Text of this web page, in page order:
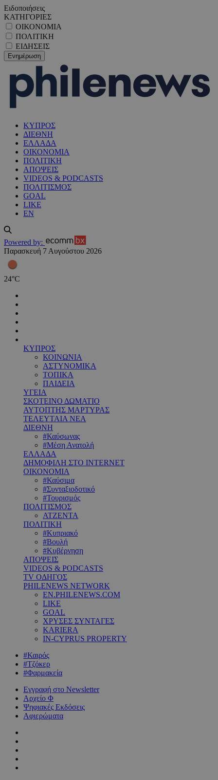
Ειδοποιήσεις
ΚΑΤΗΓΟΡΙΕΣ
ΟΙΚΟΝΟΜΙΑ
ΠΟΛΙΤΙΚΗ
ΕΙΔΗΣΕΙΣ
ΚΥΠΡΟΣ
ΔΙΕΘΝΗ
ΕΛΛΑΔΑ
ΟΙΚΟΝΟΜΙΑ
ΠΟΛΙΤΙΚΗ
ΑΠΟΨΕΙΣ
VIDEOS & PODCASTS
ΠΟΛΙΤΙΣΜΟΣ
GOAL
LIKE
EN
Powered by:
Παρασκευή 7 Αυγούστου 2026
24°C
ΚΥΠΡΟΣ
ΚΟΙΝΩΝΙΑ
ΑΣΤΥΝΟΜΙΚΑ
ΤΟΠΙΚΑ
ΠΑΙΔΕΙΑ
ΥΓΕΙΑ
ΣΚΟΤΕΙΝΟ ΔΩΜΑΤΙΟ
ΑΥΤΟΠΤΗΣ ΜΑΡΤΥΡΑΣ
ΤΕΛΕΥΤΑΙΑ ΝΕΑ
ΔΙΕΘΝΗ
#Καύσωνας
#Μέση Ανατολή
ΕΛΛΑΔΑ
ΔΗΜΟΦΙΛΗ ΣΤΟ INTERNET
ΟΙΚΟΝΟΜΙΑ
#Καύσιμα
#Συνταξιοδοτικό
#Τουρισμός
ΠΟΛΙΤΙΣΜΟΣ
ΑΤΖΕΝΤΑ
ΠΟΛΙΤΙΚΗ
#Κυπριακό
#Βουλή
#Κυβέρνηση
ΑΠΟΨΕΙΣ
VIDEOS & PODCASTS
TV ΟΔΗΓΟΣ
PHILENEWS NETWORK
EN.PHILENEWS.COM
LIKE
GOAL
ΧΡΥΣΕΣ ΣΥΝΤΑΓΕΣ
KARIERA
IN-CYPRUS PROPERTY
#Καιρός
#Τζόκερ
#Φαρμακεία
Εγγραφή στο Newsletter
Αρχείο Φ
Ψηφιακές Εκδόσεις
Αφιερώματα